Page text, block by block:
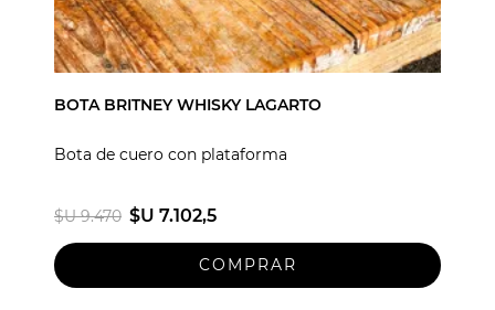
BOTA BRITNEY WHISKY LAGARTO
Bota de cuero con plataforma
$U 9.470 $U 7.102,5